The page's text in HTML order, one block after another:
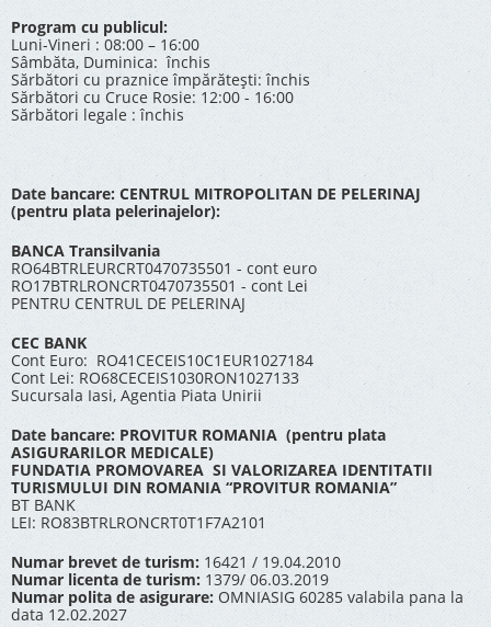
Program cu publicul:
Luni-Vineri : 08:00 – 16:00
Sâmbăta, Duminica: închis
Sărbători cu praznice împărătești: închis
Sărbători cu Cruce Rosie: 12:00 - 16:00
Sărbători legale : închis
Date bancare: CENTRUL MITROPOLITAN DE PELERINAJ
(pentru plata pelerinajelor):
BANCA Transilvania
RO64BTRLEURCRT0470735501 - cont euro
RO17BTRLRONCRT0470735501 - cont Lei
PENTRU CENTRUL DE PELERINAJ
CEC BANK
Cont Euro: RO41CECEIS10C1EUR1027184
Cont Lei: RO68CECEIS1030RON1027133
Sucursala Iasi, Agentia Piata Unirii
Date bancare: PROVITUR ROMANIA (pentru plata
ASIGURARILOR MEDICALE)
FUNDATIA PROMOVAREA SI VALORIZAREA IDENTITATII
TURISMULUI DIN ROMANIA “PROVITUR ROMANIA”
BT BANK
LEI: RO83BTRLRONCRT0T1F7A2101
Numar brevet de turism: 16421 / 19.04.2010
Numar licenta de turism: 1379/ 06.03.2019
Numar polita de asigurare: OMNIASIG 60285 valabila pana la
data 12.02.2027